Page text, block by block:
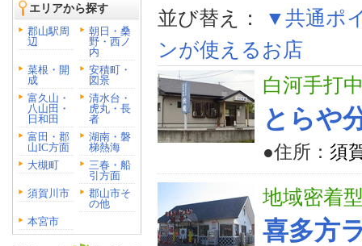
エリアから探す
郡山駅周
辺
朝日・桑
野・西ノ
内
菜根・開
成
安積町・
図景
富久山・
八山田・
日和田
清水台・
虎丸・長
者
富田・郡
山IC方面
湖南・磐
梯熱海
大槻町
三春・船
引方面
須賀川市
郡山市そ
の他
本宮市
並び替え：
▼共通ポ
ンが使えるお店
白河手打
とらや
●住所： 須
地域密着
喜多方